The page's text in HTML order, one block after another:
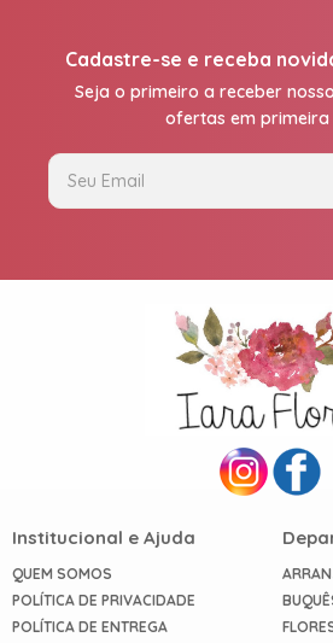
Cadastre-se e receba
Seja o primeiro a receber
ofertas em primeira
Institucional e Ajuda
QUEM SOMOS
POLÍTICA DE PRIVACIDADE
POLÍTICA DE ENTREGA